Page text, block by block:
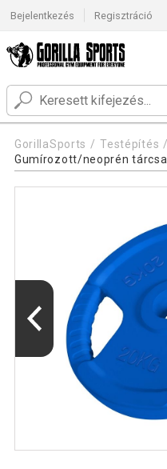
Bejelentkezés Regisztráció
GorillaSports Testépítés
Gumírozott/neoprén tárcsa